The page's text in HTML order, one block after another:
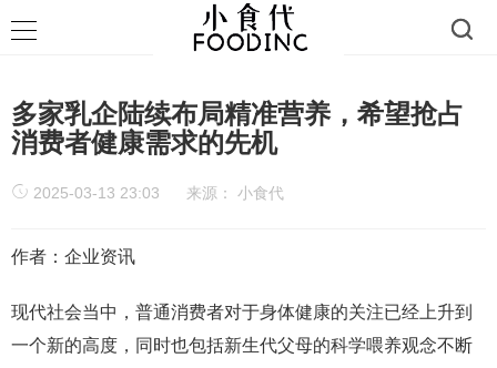
多家乳企陆续布局精准营养，希望抢占
消费者健康需求的先机
2025-03-13 23:03 来源： 小食代
作者：企业资讯
现代社会当中，普通消费者对于身体健康的关注已经上升到
一个新的高度，同时也包括新生代父母的科学喂养观念不断